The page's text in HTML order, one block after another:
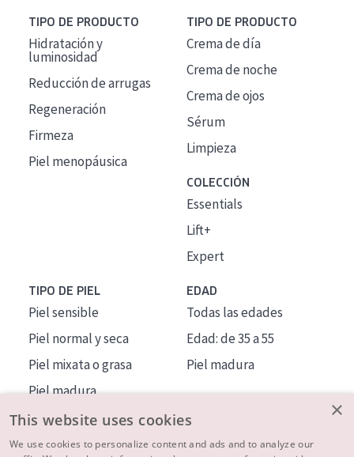
TIPO DE PRODUCTO
Hidratación y
luminosidad
Reducción de arrugas
Regeneración
Firmeza
Piel menopáusica
TIPO DE PRODUCTO
Crema de día
Crema de noche
Crema de ojos
Sérum
Limpieza
COLECCIÓN
Essentials
Lift+
Expert
TIPO DE PIEL
Piel sensible
Piel normal y seca
Piel mixata o grasa
Piel madura
Piel expuesta al sol
Piel menopáusica
EDAD
Todas las edades
Edad: de 35 a 55
Piel madura
×
This website uses cookies
We use cookies to personalize content and ads and to analyze our